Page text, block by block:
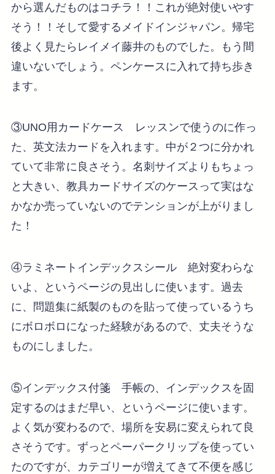
から選んだものはコチラ！！これが絶対使いやす
そう！！そして愛するメイドインジャパン。帰宅
後よく見たらレイメイ藤井のものでした。もう間
違いないでしょう。ペンケースに入れて持ち歩き
ます。
③UNO用カードケース レッスンで使うのに作っ
た、英文法カードを入れます。中が２つに分かれ
ていて非常に良さそう。名刺サイズよりもちょっ
と大きい、教具カードサイズのケースって実はな
かなか売っていないのでテンションが上がりまし
た！
④ラミネートインデックスシール 絶対変わらな
いよ、というページの見出しに使います。過去
に、問題集に紙製のものを貼って使っているうち
にボロボロになった経験があるので、丈夫そうな
ものにしました。
⑤インデックス付箋 手帳の、インデックスを固
定するのはまだ早い、というページに使います。
よく気が変わるので、場所を安易に変えられて良
さそうです。ずっとペーパークリップを使ってい
たのですが、カテゴリーが増えてきて不便を感じ